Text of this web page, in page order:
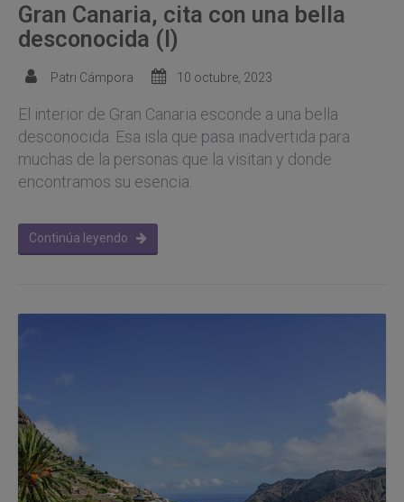
Gran Canaria, cita con una bella
desconocida (I)
Patri Cámpora 10 octubre, 2023
El interior de Gran Canaria esconde a una bella
desconocida. Esa isla que pasa inadvertida para
muchas de la personas que la visitan y donde
encontramos su esencia.
Continúa leyendo